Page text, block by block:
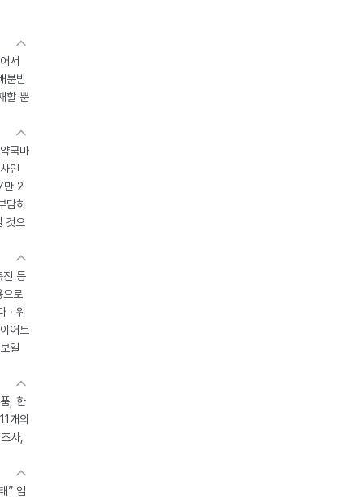
서
분받
할 뿐
국마
인
만 2
담하
것으
진 등
로
· 위
어트
일
, 한
개의
사,
” 입